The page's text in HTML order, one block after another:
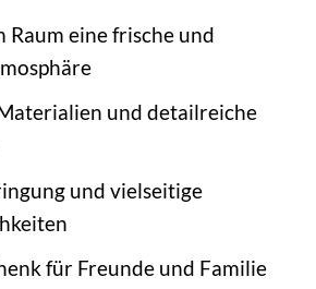
Raum eine frische und
und detailreiche
und vielseitige
für Freunde und Familie